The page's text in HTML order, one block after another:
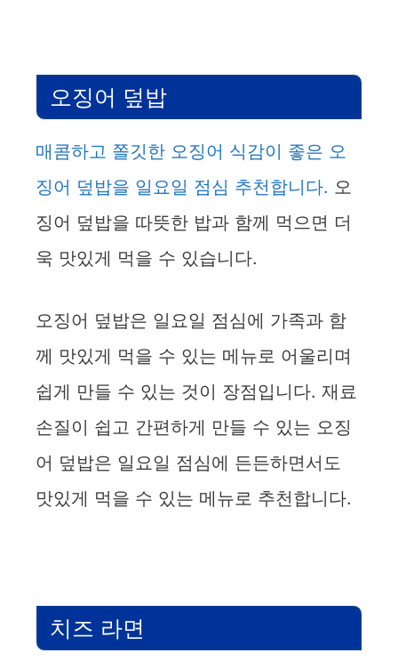
오징어 덮밥
매콤하고 쫄깃한 오징어 식감이 좋은 오
징어 덮밥을 일요일 점심 추천합니다. 오
징어 덮밥을 따뜻한 밥과 함께 먹으면 더
욱 맛있게 먹을 수 있습니다.
오징어 덮밥은 일요일 점심에 가족과 함
께 맛있게 먹을 수 있는 메뉴로 어울리며
쉽게 만들 수 있는 것이 장점입니다. 재료
손질이 쉽고 간편하게 만들 수 있는 오징
어 덮밥은 일요일 점심에 든든하면서도
맛있게 먹을 수 있는 메뉴로 추천합니다.
치즈 라면